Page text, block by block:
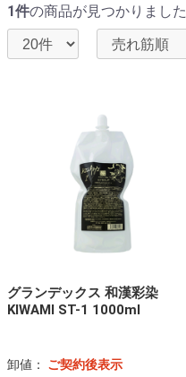
1件の商品が見つかりました
グランデックス 和漢彩染
KIWAMI ST-1 1000ml
卸値： ご契約後表示